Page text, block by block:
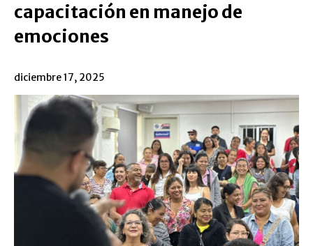
capacitación en manejo de
emociones
diciembre 17, 2025